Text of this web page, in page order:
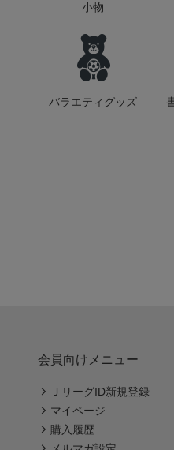
小物
バラエティグッズ
会員向けメニュー
ＪリーグID新規登録
マイページ
購入履歴